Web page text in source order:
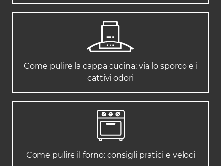
Come pulire la cappa cucina: via lo sporco e i
cattivi odori
Come pulire il forno: consigli pratici e veloci